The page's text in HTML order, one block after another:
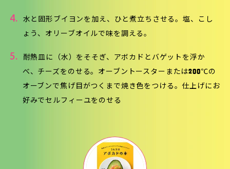
4.
水と固形ブイヨンを加え、ひと煮立ちさせる。塩、こし
ょう、オリーブオイルで味を調える。
5.
耐熱皿に（水）をそそぎ、アボカドとバゲットを浮か
べ、チーズをのせる。オーブントースターまたは200℃の
オーブンで焦げ目がつくまで焼き色をつける。仕上げにお
好みでセルフィーユをのせる